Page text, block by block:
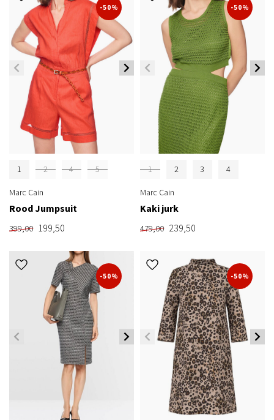
-50%
1 2 4 5
Marc Cain
Rood Jumpsuit
399,00 199,50
-50%
1 2 3 4
Marc Cain
Kaki jurk
479,00 239,50
-50% -50%